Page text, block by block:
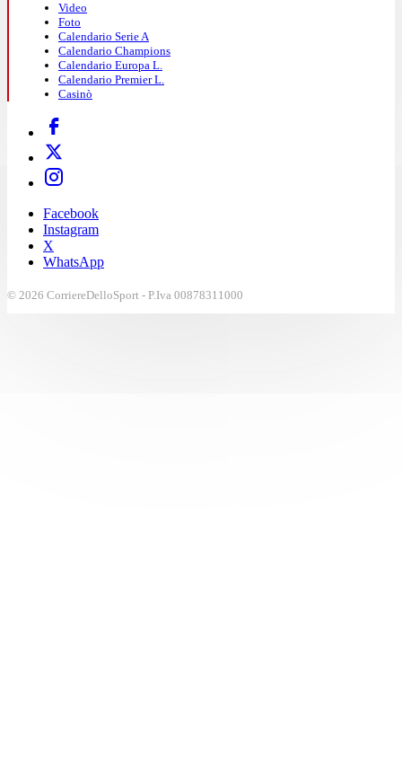
Video
Foto
Calendario Serie A
Calendario Champions
Calendario Europa L.
Calendario Premier L.
Casinò
Facebook
Instagram
X
WhatsApp
© 2026 CorriereDelloSport - P.Iva 00878311000